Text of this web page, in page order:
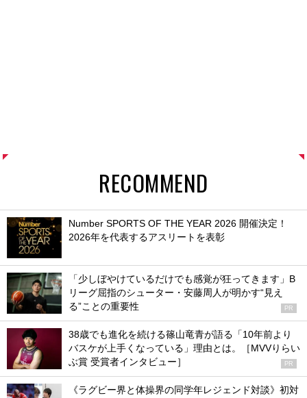
RECOMMEND
Number SPORTS OF THE YEAR 2026 開催決定！
2026年を代表するアスリートを表彰
「少しぼやけているだけでも感覚が狂ってきます」B
リーグ屈指のシューター・安藤周人が明かす“見え
る”ことの重要性
PR
38歳でも進化を続ける篠山竜青が語る「10年前より
バスケが上手くなっている」理由とは。［MVVりらい
ぶ賞 受賞者インタビュー］
PR
《ラグビー界と体操界の同学年レジェンド対談》初対